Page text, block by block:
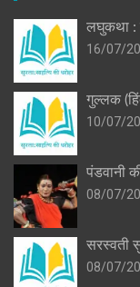
लघुकथा :
16/07/
गुल्लक
10/07/
पंडवानी
08/07/
सरस्वती
08/07/